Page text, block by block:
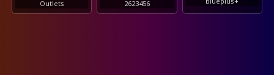
Outlets
2623456